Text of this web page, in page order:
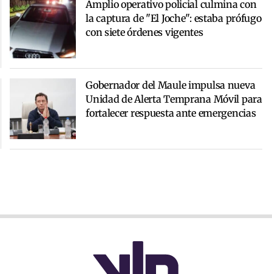
Amplio operativo policial culmina con
la captura de "El Joche": estaba prófugo
con siete órdenes vigentes
Gobernador del Maule impulsa nueva
Unidad de Alerta Temprana Móvil para
fortalecer respuesta ante emergencias